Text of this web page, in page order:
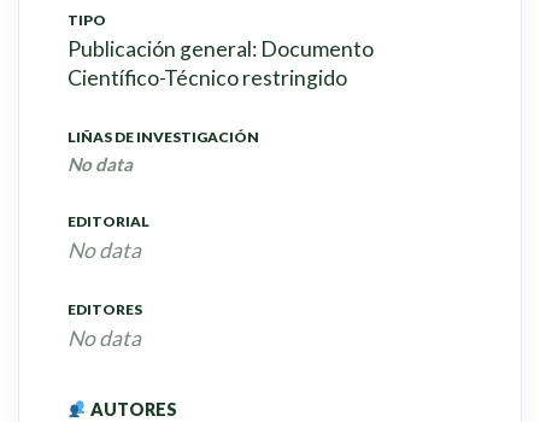
TIPO
Publicación general: Documento
Científico-Técnico restringido
LIÑAS DE INVESTIGACIÓN
No data
EDITORIAL
No data
EDITORES
No data
AUTORES